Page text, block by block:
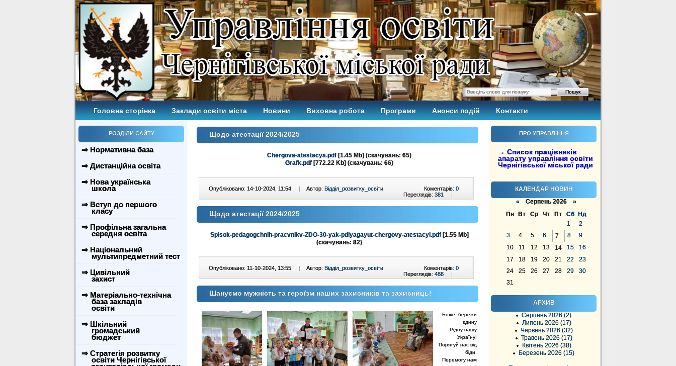
Головна сторінка Заклади освіти міста Новини Виховна робота Програми Анонси подій Контакти
РОЗДІЛИ САЙТУ
⇒ Нормативна база
⇒ Дистанційна освіта
⇒ Нова українська
школа
⇒ Вступ до першого
класу
⇒ Профільна загальна
середня освіта
⇒ Національний
мультипредметний тест
⇒ Цивільний
захист
⇒ Матеріально-технічна
база закладів
освіти
⇒ Шкільний
громадський
бюджет
⇒ Стратегія розвитку
освіти Чернігівської
ПРО УПРАВЛІННЯ
→ Список працівників
апарату управління освіти
Чернігівської міської ради
КАЛЕНДАР НОВИН
« Серпень 2026 »
Пн
Вт Ср Чт Пт Сб
Нд
1
2
3
4 5 6 7 8
9
10
11 12 13 14 15
16
17
18 19 20 21 22
23
24
25 26 27 28 29
30
31
АРХИВ
Серпень 2026 (2)
Липень 2026 (17)
Червень 2026 (32)
Травень 2026 (17)
Квітень 2026 (38)
Березень 2026 (15)
Щодо атестації 2024/2025
Chergova-atestacya.pdf [1.45 Mb] (cкачувань: 65)
Grafk.pdf [772.22 Kb] (cкачувань: 66)
Опубліковано: 14-10-2024, 11:54 | Автор: Відділ_розвитку_освіти Коментарів: 0
Переглядів: 381 |
Щодо атестації 2024/2025
Spisok-pedagogchnih-pracvnikv-ZDO-30-yak-pdlyagayut-chergovy-atestacyi.pdf[1.55 Mb]
(cкачувань: 82)
Опубліковано: 11-10-2024, 13:55 | Автор: Відділ_розвитку_освіти Коментарів: 0
Переглядів: 488 |
Шануємо мужність та героїзм наших захисників та захисниць!
Боже, бережи
єдину
Рідну нашу
Україну!
Порятуй нас від
біди,
Перемогу нам